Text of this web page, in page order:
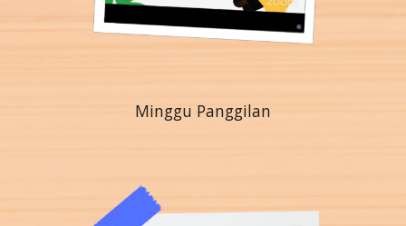
Minggu Panggilan